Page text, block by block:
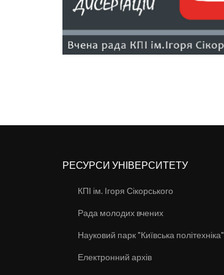
РЕСУРСИ УНІВЕРСИТЕТУ
КПІ ім. Ігоря Сікорського
Рада молодих вчених
Науковий парк "Київська політехніка"
Електронний архів